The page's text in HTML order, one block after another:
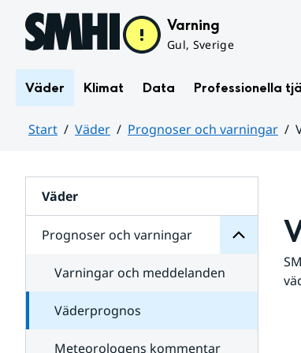
Hoppa till sidans innehåll Varning
Gul, Sverige
Väder Klimat Data Professionella
Start Väder Prognoser och varningar
Väder
Prognoser och varningar
för
varningar
Varningar och meddelanden
Väderprognos
Meteorologens kommentar